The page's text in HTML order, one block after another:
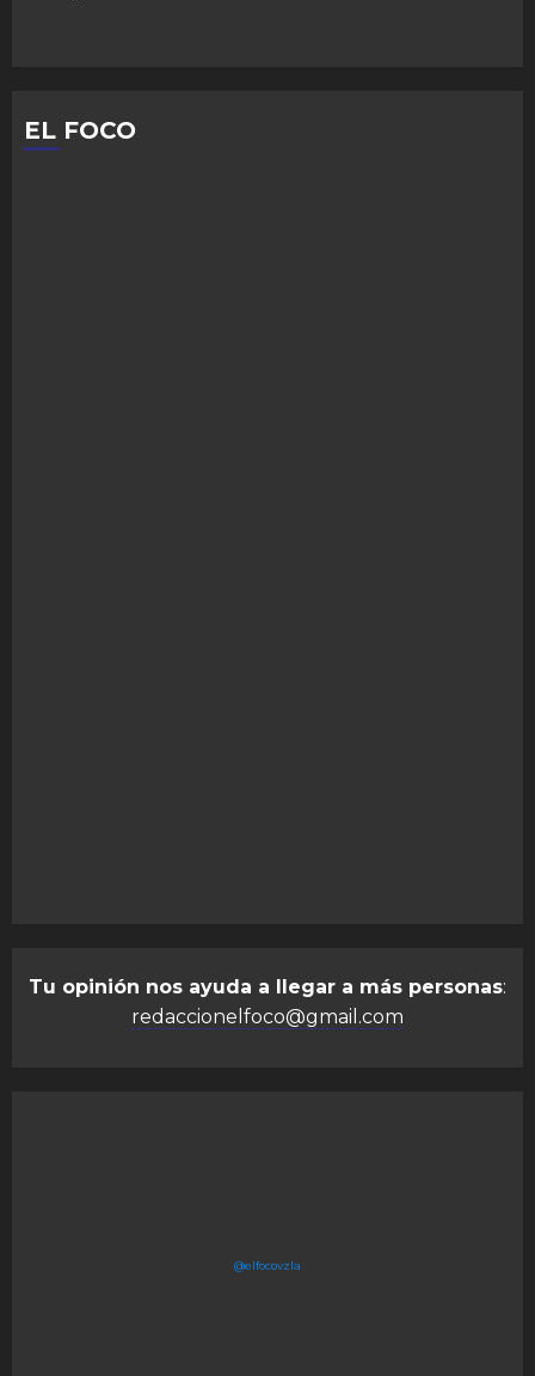
EL FOCO
Tu opinión nos ayuda a llegar a más personas:
redaccionelfoco@gmail.com
@elfocovzla